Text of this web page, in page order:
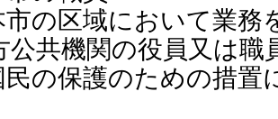
の区域において業務
公共機関の役員又は職
の保護のための措置